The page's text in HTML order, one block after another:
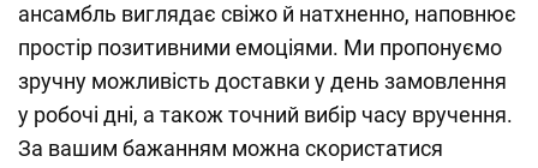
ансамбль виглядає свіжо й натхненно, наповнює
простір позитивними емоціями. Ми пропонуємо
зручну можливість доставки у день замовлення
у робочі дні, а також точний вибір часу вручення.
За вашим бажанням можна скористатися